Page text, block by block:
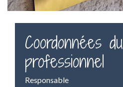
Coordonnées du
professionnel
Responsable